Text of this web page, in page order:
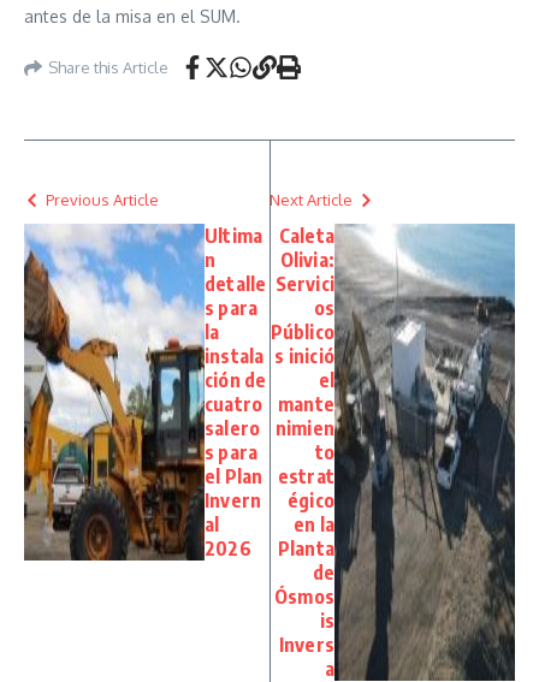
antes de la misa en el SUM.
Share this Article
Previous Article
Ultima
n
detalle
s para
la
instala
ción de
cuatro
salero
s para
el Plan
Invern
al
2026
Next Article
Caleta
Olivia:
Servici
os
Público
s inició
el
mante
nimien
to
estrat
égico
en la
Planta
de
Ósmos
is
Invers
a